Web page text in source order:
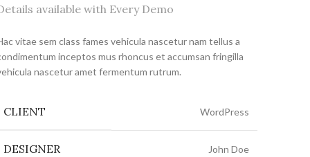
available with Every Demo
vitae sem class fames vehicula nascetur nam tellus a
inceptos mus rhoncus et accumsan fringilla
nascetur amet fermentum rutrum.
CLIENT WordPress
DESIGNER John Doe